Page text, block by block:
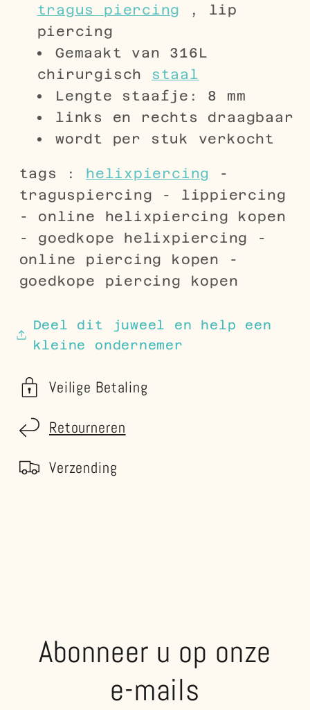
tragus piercing
, lip
piercing
Gemaakt van 316L
chirurgisch staal
Lengte staafje: 8 mm
links en rechts draagbaar
wordt per stuk verkocht
tags : helixpiercing -
traguspiercing - lippiercing
- online helixpiercing kopen
- goedkope helixpiercing -
online piercing kopen -
goedkope piercing kopen
Deel dit juweel en help een
kleine ondernemer
Veilige Betaling
Retourneren
Verzending
Abonneer u op onze
e-mails